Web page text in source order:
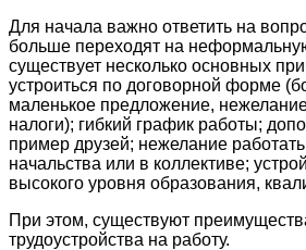
Для начала важно ответить на
больше переходят на
существует несколько основных
устроиться по договорной форме
маленькое предложение,
налоги); гибкий график работы;
пример друзей; нежелание
начальства или в коллективе;
высокого уровня образования,
При этом, существуют
трудоустройства на работу.